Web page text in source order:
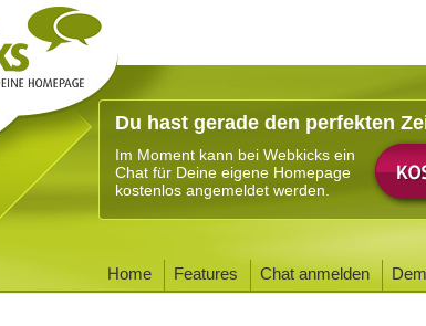
Du hast gerade den perfekten
Im Moment kann bei Webkicks ein
Chat für Deine eigene Homepage
kostenlos angemeldet werden.
Home Features Chat anmelden